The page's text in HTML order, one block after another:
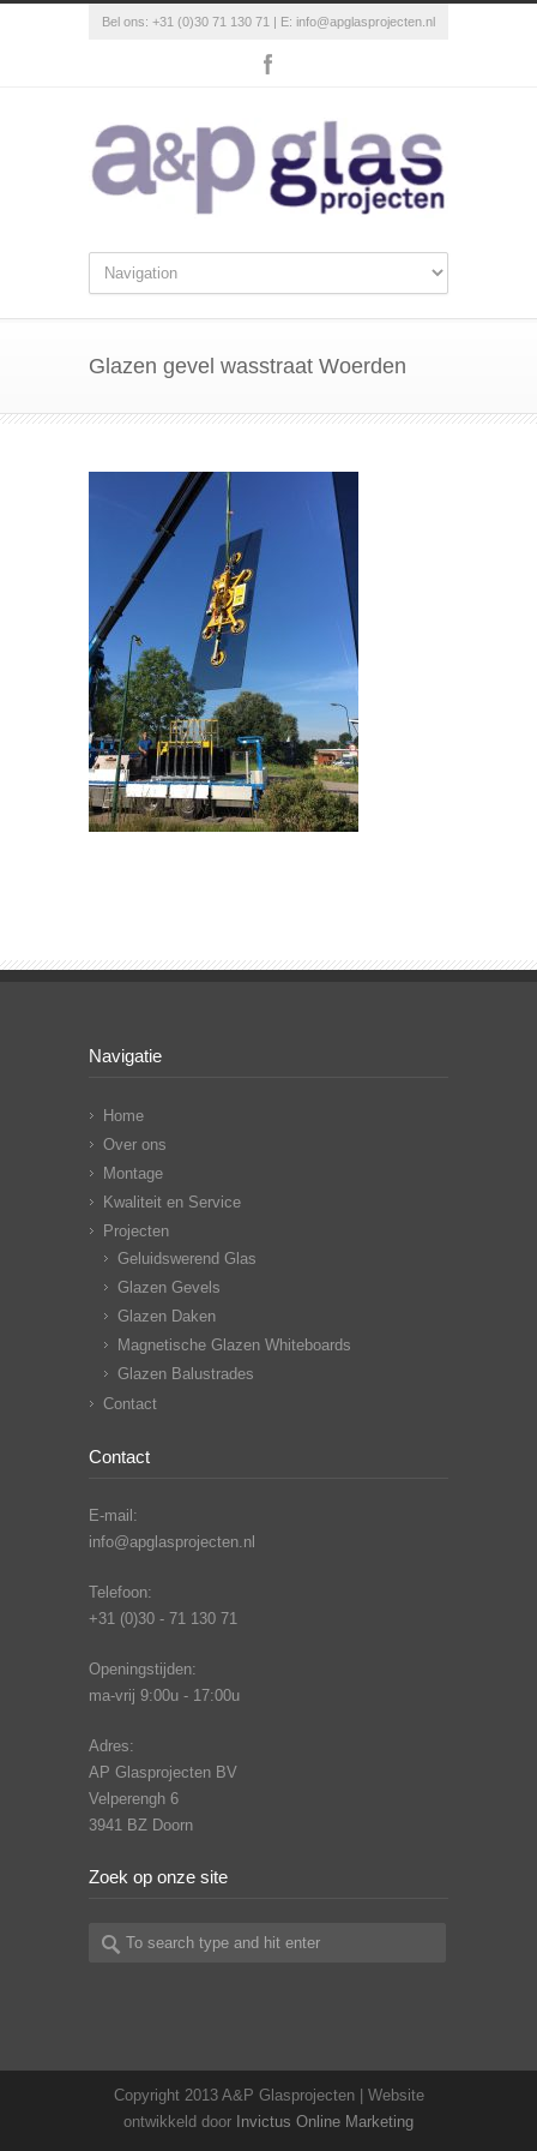
Bel ons: +31 (0)30 71 130 71 | E: info@apglasprojecten.nl
Glazen gevel wasstraat Woerden
Navigatie
Home
Over ons
Montage
Kwaliteit en Service
Projecten
Geluidswerend Glas
Glazen Gevels
Glazen Daken
Magnetische Glazen Whiteboards
Glazen Balustrades
Contact
Contact
E-mail:
info@apglasprojecten.nl
Telefoon:
+31 (0)30 - 71 130 71
Openingstijden:
ma-vrij 9:00u - 17:00u
Adres:
AP Glasprojecten BV
Velperengh 6
3941 BZ Doorn
Zoek op onze site
Copyright 2013 A&P Glasprojecten | Website
ontwikkeld door Invictus Online Marketing